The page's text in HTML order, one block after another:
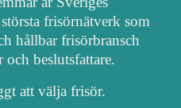
frisörnätverk som
hållbar frisörbransch
beslutsfattare.
att välja frisör.